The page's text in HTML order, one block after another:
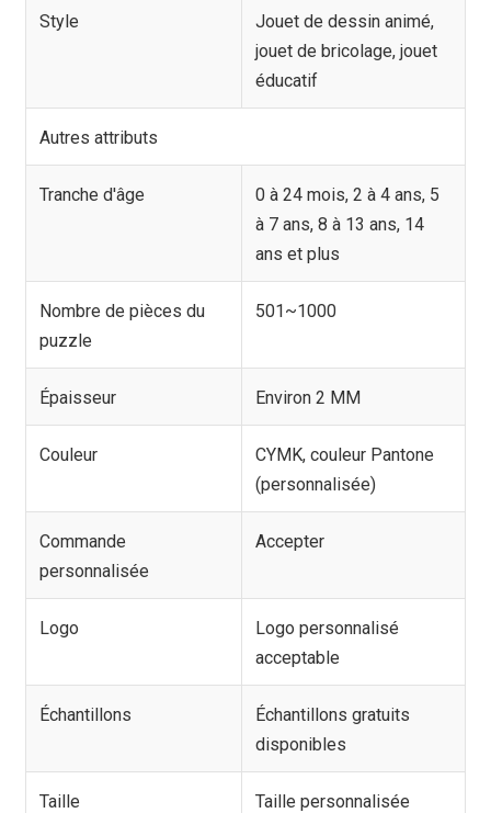
Style
Jouet de dessin animé,
jouet de bricolage, jouet
éducatif
Autres attributs
Tranche d'âge
0 à 24 mois, 2 à 4 ans, 5
à 7 ans, 8 à 13 ans, 14
ans et plus
Nombre de pièces du
puzzle
501~1000
Épaisseur Environ 2 MM
Couleur
CYMK, couleur Pantone
(personnalisée)
Commande
personnalisée
Accepter
Logo
Logo personnalisé
acceptable
Échantillons
Échantillons gratuits
disponibles
Taille Taille personnalisée